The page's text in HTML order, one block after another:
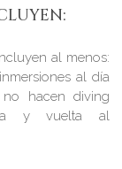
al menos:
al día
hacen diving
y vuelta al